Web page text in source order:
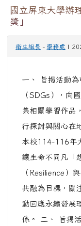
國立屏東大學辦
獎」
衛生組長 - 學務處 |
一、 旨揭活動
（SDGs），向
集相關學習作品
行探討與關心在
本校114-116年
讓生命不同凡「
（Resilience）
共融為目標，關
動回應永續發展
係。 二、 旨揭